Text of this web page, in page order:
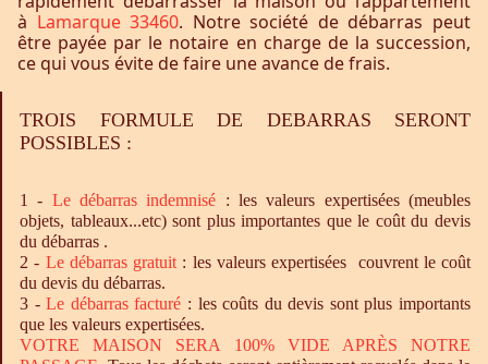
à Lamarque 33460. Notre société de débarras peut
être payée par le notaire en charge de la succession,
ce qui vous évite de faire une avance de frais.
TROIS FORMULE DE DEBARRAS SERONT
POSSIBLES :
1 - Ledébarras indemnisé : les valeurs expertisées (meubles
objets, tableaux...etc) sont plus importantes que le coût du devis
du débarras .
2 - Le débarrasgratuit : les valeurs expertisées couvrent le coût
du devis du débarras.
3 -Le débarrasfacturé : les coûts du devis sont plus importants
que les valeurs expertisées.
VOTRE MAISON SERA 100% VIDE APRÈS NOTRE